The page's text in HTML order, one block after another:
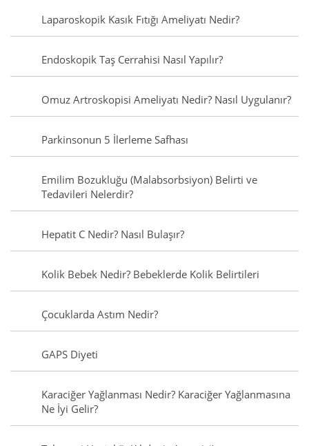
Laparoskopik Kasık Fıtığı Ameliyatı Nedir?
Endoskopik Taş Cerrahisi Nasıl Yapılır?
Omuz Artroskopisi Ameliyatı Nedir? Nasıl Uygulanır?
Parkinsonun 5 İlerleme Safhası
Emilim Bozukluğu (Malabsorbsiyon) Belirti ve
Tedavileri Nelerdir?
Hepatit C Nedir? Nasıl Bulaşır?
Kolik Bebek Nedir? Bebeklerde Kolik Belirtileri
Çocuklarda Astım Nedir?
GAPS Diyeti
Karaciğer Yağlanması Nedir? Karaciğer Yağlanmasına
Ne İyi Gelir?